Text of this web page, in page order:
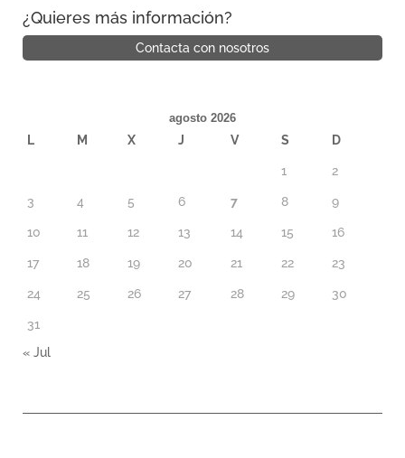
¿Quieres más información?
Contacta con nosotros
agosto 2026
L M X J V S D
1 2
3 4 5 6 7 8 9
10 11 12 13 14 15 16
17 18 19 20 21 22 23
24 25 26 27 28 29 30
31
« Jul